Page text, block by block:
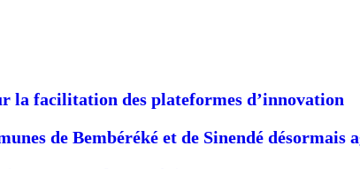
la facilitation des plateformes d’innovation
de Bembéréké et de Sinendé